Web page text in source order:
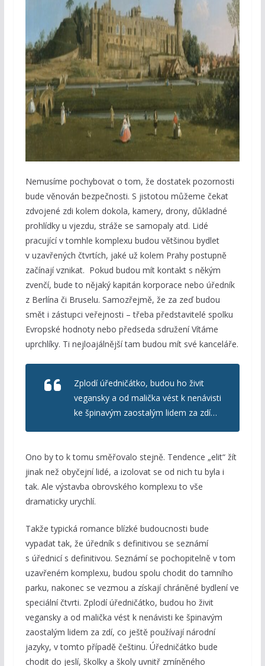
Nemusíme pochybovat o tom, že dostatek pozornosti
bude věnován bezpečnosti. S jistotou můžeme čekat
zdvojené zdi kolem dokola, kamery, drony, důkladné
prohlídky u vjezdu, stráže se samopaly atd. Lidé
pracující v tomhle komplexu budou většinou bydlet
v uzavřených čtvrtích, jaké už kolem Prahy postupně
začínají vznikat. Pokud budou mít kontakt s někým
zvenčí, bude to nějaký kapitán korporace nebo úředník
z Berlína či Bruselu. Samozřejmě, že za zeď budou
smět i zástupci veřejnosti – třeba představitelé spolku
Evropské hodnoty nebo předseda sdružení Vítáme
uprchlíky. Ti nejloajálnější tam budou mít své kanceláře.
Zplodí úředničátko, budou ho živit
vegansky a od malička vést k nenávisti
ke špinavým zaostalým lidem za zdí…
Ono by to k tomu směřovalo stejně. Tendence „elit“ žít
jinak než obyčejní lidé, a izolovat se od nich tu byla i
tak. Ale výstavba obrovského komplexu to vše
dramaticky urychlí.
Takže typická romance blízké budoucnosti bude
vypadat tak, že úředník s definitivou se seznámí
s úřednicí s definitivou. Seznámí se pochopitelně v tom
uzavřeném komplexu, budou spolu chodit do tamního
parku, nakonec se vezmou a získají chráněné bydlení ve
speciální čtvrti. Zplodí úředničátko, budou ho živit
vegansky a od malička vést k nenávisti ke špinavým
zaostalým lidem za zdí, co ještě používají národní
jazyky, v tomto případě češtinu. Úředničátko bude
chodit do jeslí, školky a školy uvnitř zmíněného